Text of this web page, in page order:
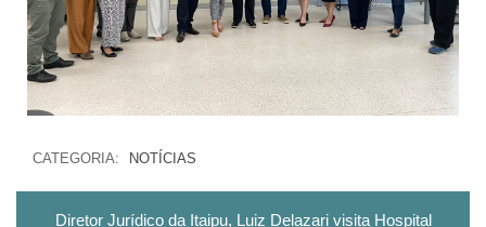
CATEGORIA: NOTÍCIAS
Diretor Jurídico da Itaipu, Luiz Delazari visita Hospital